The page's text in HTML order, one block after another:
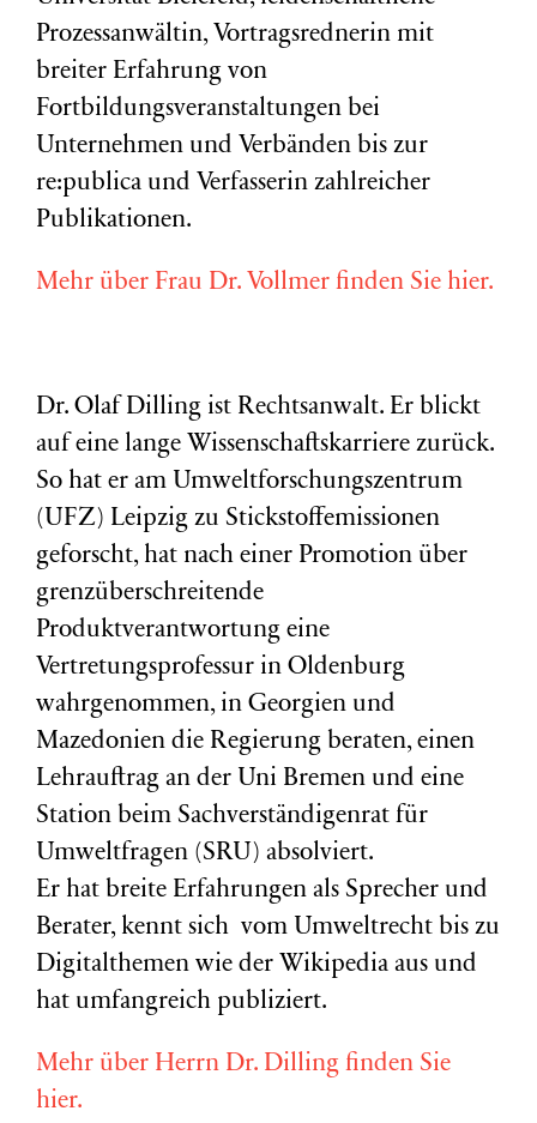
Prozessanwältin, Vortragsrednerin mit
breiter Erfahrung von
Fortbildungsveranstaltungen bei
Unternehmen und Verbänden bis zur
re:publica und Verfasserin zahlreicher
Publikationen.
Mehr über Frau Dr. Vollmer finden Sie hier.
Dr. Olaf Dilling ist Rechtsanwalt. Er blickt
auf eine lange Wissenschaftskarriere zurück.
So hat er am Umweltforschungszentrum
(UFZ) Leipzig zu Stickstoffemissionen
geforscht, hat nach einer Promotion über
grenzüberschreitende
Produktverantwortung eine
Vertretungsprofessur in Oldenburg
wahrgenommen, in Georgien und
Mazedonien die Regierung beraten, einen
Lehrauftrag an der Uni Bremen und eine
Station beim Sachverständigenrat für
Umweltfragen (SRU) absolviert.
Er hat breite Erfahrungen als Sprecher und
Berater, kennt sich vom Umweltrecht bis zu
Digitalthemen wie der Wikipedia aus und
hat umfangreich publiziert.
Mehr über Herrn Dr. Dilling finden Sie
hier.